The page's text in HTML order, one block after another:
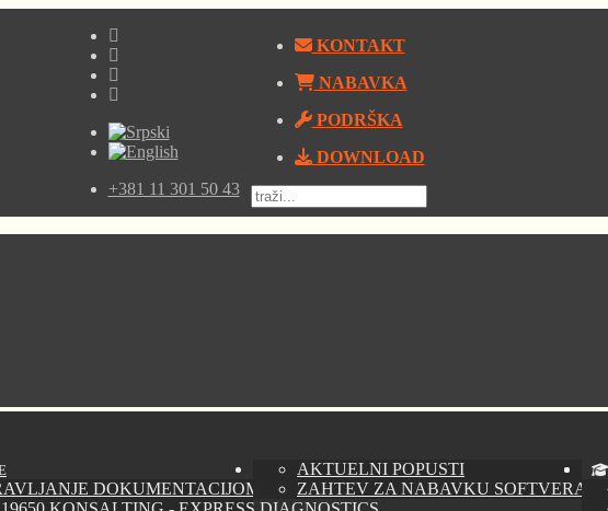
+381 11 301 50 43
KONTAKT
NABAVKA
PODRŠKA
DOWNLOAD
DOKUMENTACIJOM - AUTODESK VAULT
AKTUELNI POPUSTI
ZAHTEV ZA NABAVKU SOFTVERA